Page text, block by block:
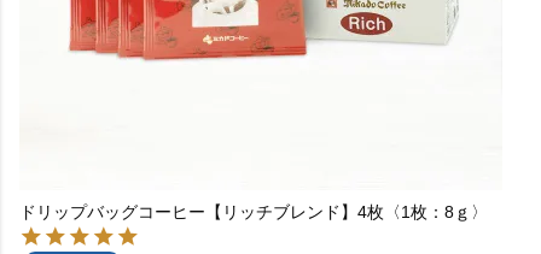
ドリップバッグコーヒー【リッチブレンド】4枚〈1枚：8ｇ〉